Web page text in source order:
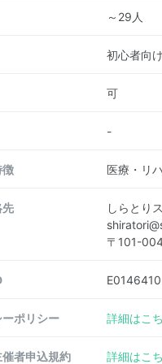
～29人
初心者向
可
-
徴 医療・リ
先
しらとり
〒101-
E0146410
ポリシー 詳細はこ
者申込規約 詳細はこ